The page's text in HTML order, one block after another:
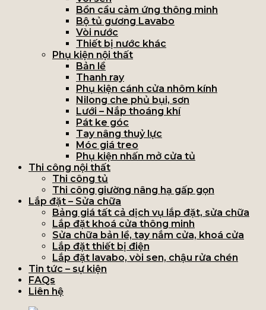
Bồn cầu cảm ứng thông minh
Bộ tủ gương Lavabo
Vòi nước
Thiết bị nước khác
Phụ kiện nội thất
Bản lề
Thanh ray
Phụ kiện cánh cửa nhôm kính
Nilong che phủ bụi, sơn
Lưới – Nắp thoáng khí
Pát ke góc
Tay nâng thuỷ lực
Móc giá treo
Phụ kiện nhấn mở cửa tủ
Thi công nội thất
Thi công tủ
Thi công giường nâng hạ gấp gọn
Lắp đặt – Sửa chữa
Bảng giá tất cả dịch vụ lắp đặt, sửa chữa
Lắp đặt khoá cửa thông minh
Sửa chữa bản lề, tay nắm cửa, khoá cửa
Lắp đặt thiết bị điện
Lắp đặt lavabo, vòi sen, chậu rửa chén
Tin tức – sự kiện
FAQs
Liên hệ